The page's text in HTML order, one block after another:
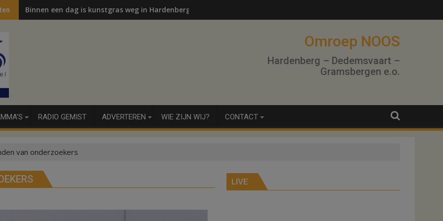
Binnen een dag is kunstgras weg in Hardenberg en Sibculo
Omroep NOOS
Hardenberg – Dedemsvaart –
Gramsbergen e.o.
RADIO GEMIST ADVERTEREN WIE ZIJN WIJ? CONTACT
van onderzoekers
LIVE